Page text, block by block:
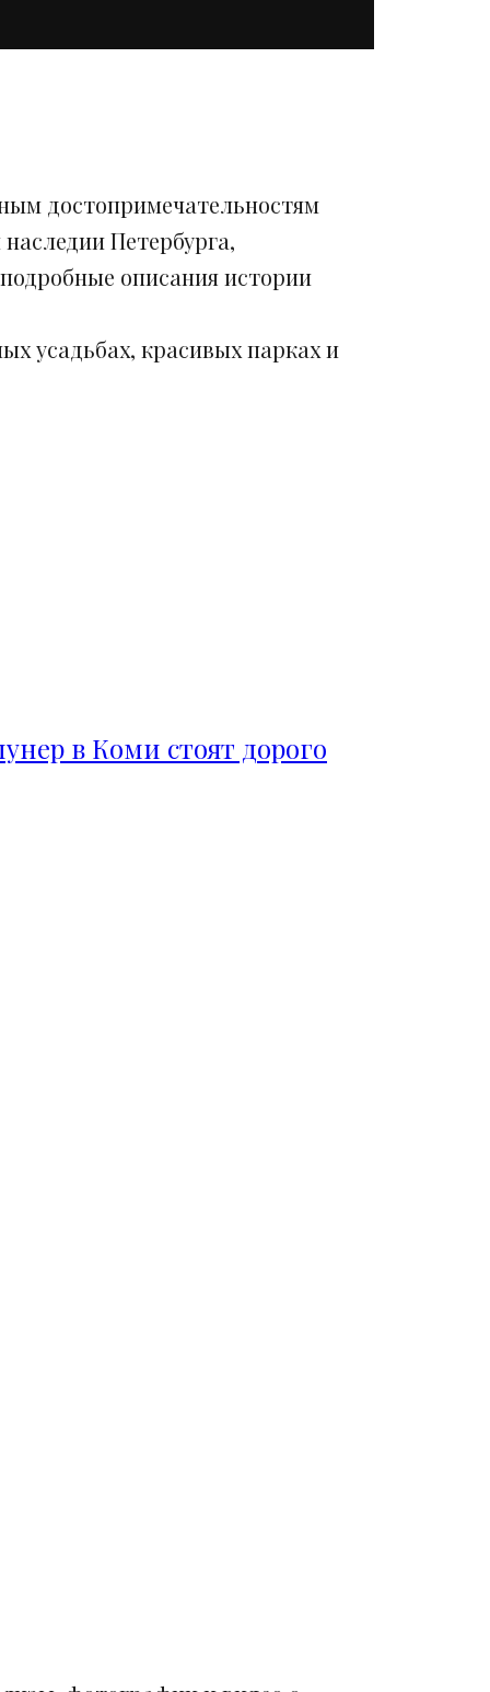
достопримечательностям
Петербурга,
описания истории
усадьбах, красивых парках и
в Коми стоят дорого